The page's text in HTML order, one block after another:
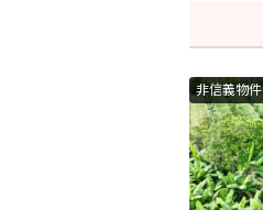
非信義物件